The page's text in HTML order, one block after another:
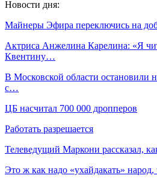
Новости дня:
Майнеры Эфира переключись на
Актриса Анжелина Карелина: «Я
Квентину…
В Московской области остановили
с…
ЦБ насчитал 700 000 дропперов
Работать разрешается
Телеведущий Маркони рассказал,
Это ж как надо «ухайдакать»